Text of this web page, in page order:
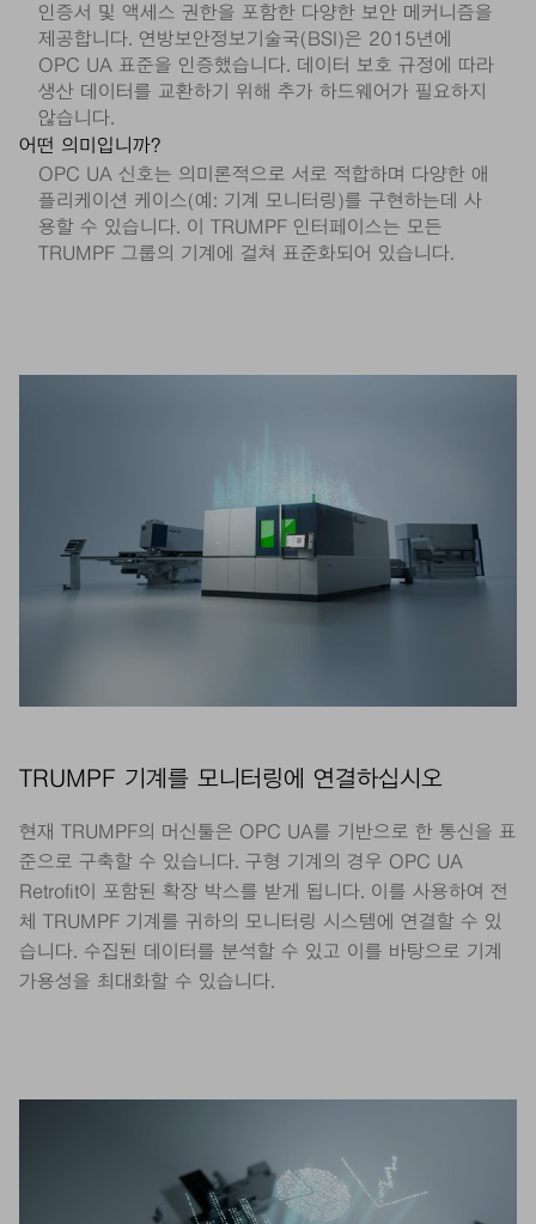
인증서 및 액세스 권한을 포함한 다양한 보안 메커니즘을
제공합니다. 연방보안정보기술국(BSI)은 2015년에
OPC UA 표준을 인증했습니다. 데이터 보호 규정에 따라
생산 데이터를 교환하기 위해 추가 하드웨어가 필요하지
않습니다.
어떤 의미입니까?
OPC UA 신호는 의미론적으로 서로 적합하며 다양한 애
플리케이션 케이스(예: 기계 모니터링)를 구현하는데 사
용할 수 있습니다. 이 TRUMPF 인터페이스는 모든
TRUMPF 그룹의 기계에 걸쳐 표준화되어 있습니다.
TRUMPF 기계를 모니터링에 연결하십시오
현재 TRUMPF의 머신툴은 OPC UA를 기반으로 한 통신을 표
준으로 구축할 수 있습니다. 구형 기계의 경우 OPC UA
Retrofit이 포함된 확장 박스를 받게 됩니다. 이를 사용하여 전
체 TRUMPF 기계를 귀하의 모니터링 시스템에 연결할 수 있
습니다. 수집된 데이터를 분석할 수 있고 이를 바탕으로 기계
가용성을 최대화할 수 있습니다.